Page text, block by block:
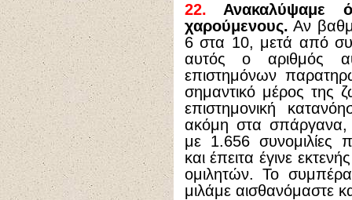
22. Ανακαλύψαμε
χαρούμενους. Αν
6 στα 10, μετά από
αυτός ο αριθμός
επιστημόνων
σημαντικό μέρος της
επιστημονική
ακόμη στα σπάργανα,
με 1.656 συνομιλίες
και έπειτα έγινε
ομιλητών. Το
μιλάμε αισθανόμαστε